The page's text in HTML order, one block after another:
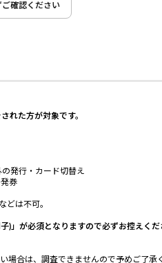
確認ください
れた方が対象です。
発行・カード切替え
券
どは不可。
)」が必須となりますので必ずお控えくだ
場合は、調査できませんので予めご了承